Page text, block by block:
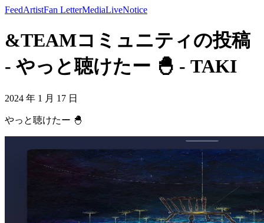
FeedArtistFan LetterMediaLiveNotice
&TEAMコミュニティの投稿
- やっと聴けたー 🐣 - TAKI
2024 年 1 月 17 日
やっと聴けたー 🐣